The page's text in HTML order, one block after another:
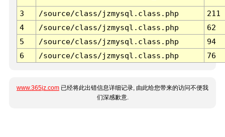
3 /source/class/jzmysql.class.php
211
4
/source/class/jzmysql.class.php
62
5
/source/class/jzmysql.class.php
94
6
/source/class/jzmysql.class.php 76
www.365jz.com 已经将此出错信息详细记录, 由此给您带来的访问不便我
们深感歉意.